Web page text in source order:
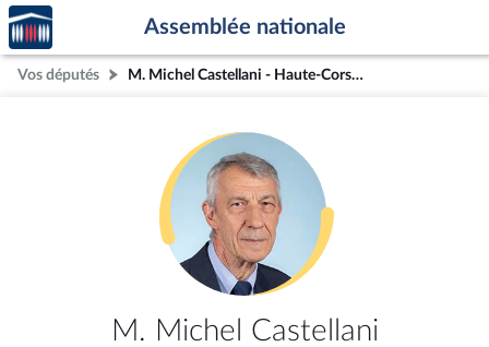
Aller au contenu
Aller en bas de la page
Accèder
à la
page
d'accueil
Assemblée nationale
Vos députés M. Michel Castellani - Haute-Corse (1re circonscription)
M. Michel Castellani